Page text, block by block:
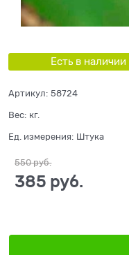
Есть в наличии
Артикул: 58724
Вес: кг.
Ед. измерения: Штука
550 руб.
385 руб.